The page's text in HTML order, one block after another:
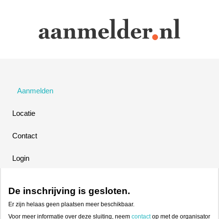
Aanmelden
Locatie
Contact
Login
De inschrijving is gesloten.
Er zijn helaas geen plaatsen meer beschikbaar.
Voor meer informatie over deze sluiting, neem contactop met de organisator